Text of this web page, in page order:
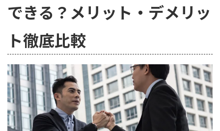
できる？メリット・デメリッ
ト徹底比較